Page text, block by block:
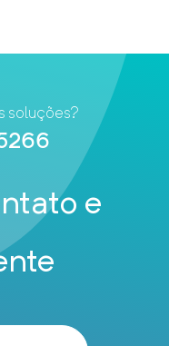
soluções?
e